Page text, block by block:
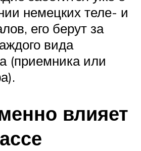
немецких теле- и
его берут за
вида
(приемника или
влияет